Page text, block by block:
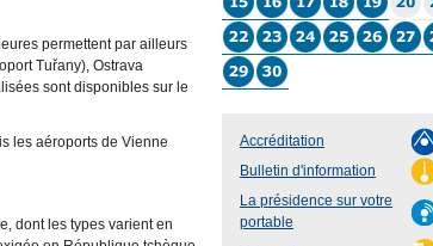
permettent par ailleurs
Tuřany), Ostrava
sont disponibles sur le
les aéroports de Vienne
dont les types varient en
Accréditation
Bulletin d'information
La présidence sur votre
portable